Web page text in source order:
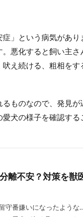
」という病気があ
悪化すると飼い主
え続ける、粗相を
ものなので、発見
犬の様子を確認す
離不安？対策を獣
守番嫌いになったような